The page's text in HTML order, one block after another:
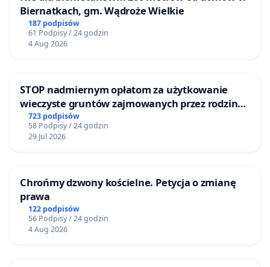
Biernatkach, gm. Wądroże Wielkie
187 podpisów
61 Podpisy / 24 godzin
4 Aug 2026
STOP nadmiernym opłatom za użytkowanie
wieczyste gruntów zajmowanych przez rodzinne
ogrody działkowe.
723 podpisów
58 Podpisy / 24 godzin
29 Jul 2026
Chrońmy dzwony kościelne. Petycja o zmianę
prawa
122 podpisów
56 Podpisy / 24 godzin
4 Aug 2026